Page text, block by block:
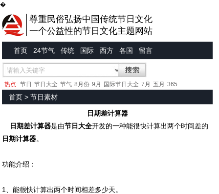
�
尊重民俗弘扬中国传统节日文化
一个公益性的节日文化主题网站
首页 24节气 传统 国际 西方 各国 留言
热点: 节日 节日大全 节气 8月份 9月 国际节日大全 7月 五月 365
首页 >节日素材
日期差计算器
日期差计算器是由节日大全开发的一种能很快计算出两个时间差的
日期计算器。
功能介绍：
1、能很快计算出两个时间相差多少天。